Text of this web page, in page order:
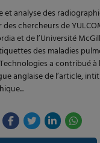
et analyse des
chercheurs de
et de l’Université
des maladies
a contribué
anglaise de l’article,